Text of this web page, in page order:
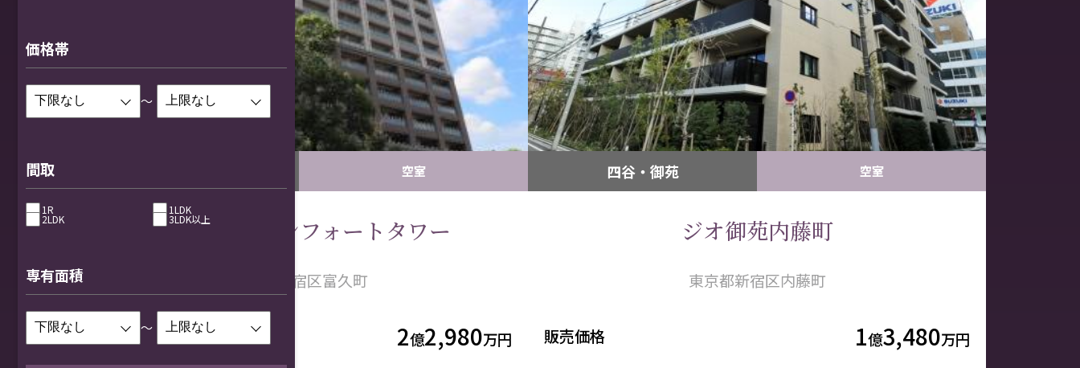
価格帯
～
間取
1R 1LDK
2LDK 3LDK以上
専有面積
～
空室
富久クロスコンフォートタワー
東京都新宿区富久町
販売価格 2億2,980万円
四谷・御苑 空室
ジオ御苑内藤町
東京都新宿区内藤町
販売価格 1億3,480万円